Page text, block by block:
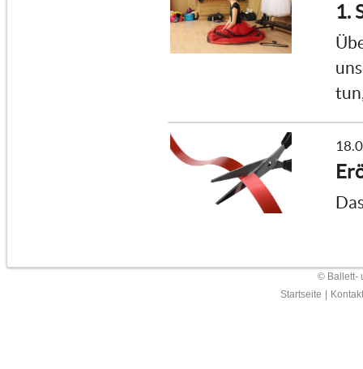
1.
© Ballett-
Startseite
Kontakt